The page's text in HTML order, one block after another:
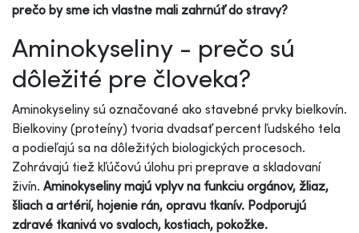
prečo by sme ich vlastne mali zahrnúť do stravy?
Aminokyseliny - prečo sú
dôležité pre človeka?
Aminokyseliny sú označované ako stavebné prvky bielkovín.
Bielkoviny (proteíny) tvoria dvadsať percent ľudského tela
a podieľajú sa na dôležitých biologických procesoch.
Zohrávajú tiež kľúčovú úlohu pri preprave a skladovaní
živín. Aminokyseliny majú vplyv na funkciu orgánov, žliaz,
šliach a artérií, hojenie rán, opravu tkanív. Podporujú
zdravé tkanivá vo svaloch, kostiach, pokožke.